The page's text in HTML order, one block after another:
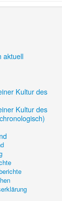
aktuell
Kultur des
Kultur des